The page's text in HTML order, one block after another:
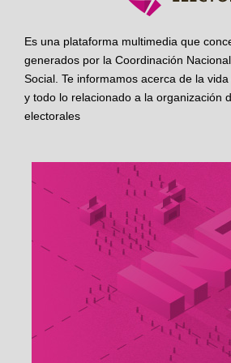
Es una plataforma multimedia que
generados por la Coordinación
Social. Te informamos acerca de la
y todo lo relacionado a la organización
electorales